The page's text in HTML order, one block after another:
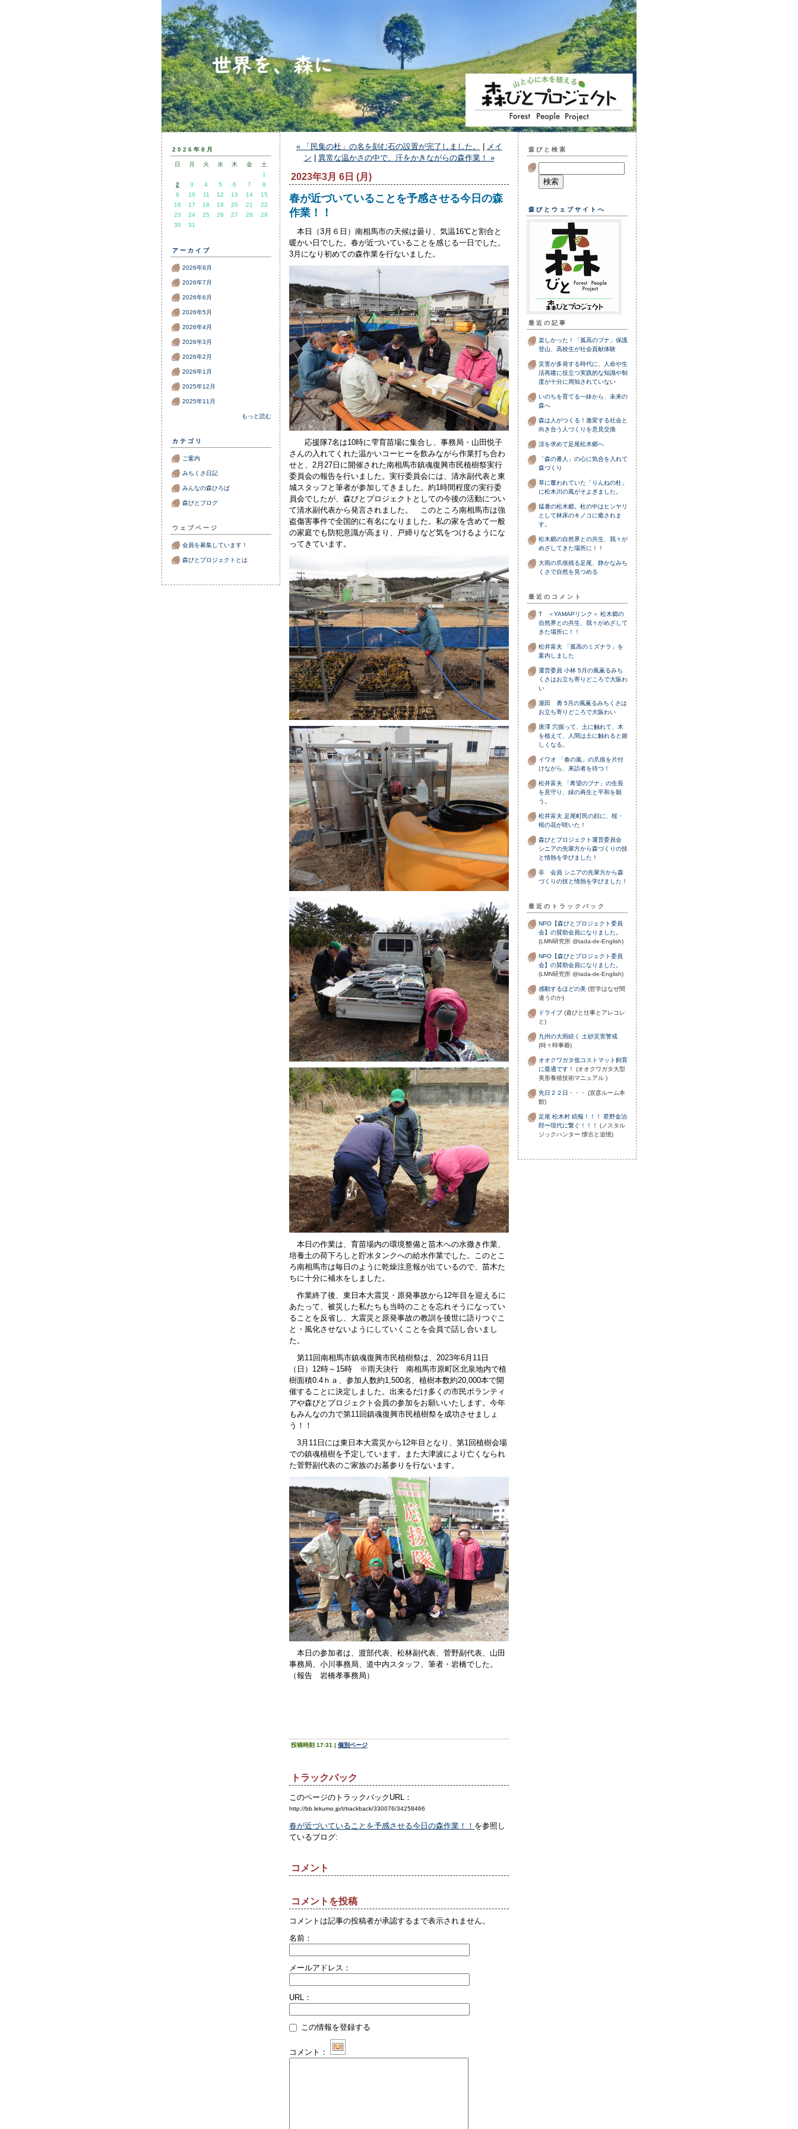
2026年8月
日 月 火 水 木 金
土
1
2
3 4 5 6 7
8
9
10 11 12 13 14
15
16
17 18 19 20 21
22
23
24 25 26 27 28
29
30
31
アーカイブ
2026年8月
2026年7月
2026年6月
2026年5月
2026年4月
2026年3月
2026年2月
2026年1月
2025年12月
2025年11月
もっと読む
カテゴリ
ご案内
みちくさ日記
みんなの森ひろば
森びとブログ
ウェブページ
会員を募集しています！
森びとプロジェクトとは
« 「民集の杜」の名を刻む石の設置が完了しました。
メイ
ン
異常な温かさの中で、汗をかきながらの森作業！ »
2023年3月 6日 (月)
春が近づいていることを予感させる今日の森
作業！！
本日（3月６日）南相馬市の天候は曇り、気温16℃と割合と
暖かい日でした。春が近づいていることを感じる一日でした。
3月になり初めての森作業を行ないました。
応援隊7名は10時に雫育苗場に集合し、事務局・山田悦子
さんの入れてくれた温かいコーヒーを飲みながら作業打ち合わ
せと、2月27日に開催された南相馬市鎮魂復興市民植樹祭実行
委員会の報告を行いました。実行委員会には、清水副代表と東
城スタッフと筆者が参加してきました。約1時間程度の実行委
員会でしたが、森びとプロジェクトとしての今後の活動につい
て清水副代表から発言されました。 このところ南相馬市は強
盗傷害事件で全国的に有名になりました。私の家を含めて一般
の家庭でも防犯意識が高まり、戸締りなど気をつけるようにな
ってきています。
本日の作業は、育苗場内の環境整備と苗木への水撒き作業、
培養土の荷下ろしと貯水タンクへの給水作業でした。このとこ
ろ南相馬市は毎日のように乾燥注意報が出ているので、苗木た
ちに十分に補水をしました。
作業終了後、東日本大震災・原発事故から12年目を迎えるに
あたって、被災した私たちも当時のことを忘れそうになってい
ることを反省し、大震災と原発事故の教訓を後世に語りつぐこ
と・風化させないようにしていくことを会員で話し合いまし
た。
第11回南相馬市鎮魂復興市民植樹祭は、2023年6月11日
（日）12時～15時 ※雨天決行 南相馬市原町区北泉地内で植
樹面積0.4ｈａ、参加人数約1,500名、植樹本数約20,000本で開
催することに決定しました。出来るだけ多くの市民ボランティ
アや森びとプロジェクト会員の参加をお願いいたします。今年
もみんなの力で第11回鎮魂復興市民植樹祭を成功させましょ
う！！
3月11日には東日本大震災から12年目となり、第1回植樹会場
での鎮魂植樹を予定しています。また大津波により亡くなられ
た菅野副代表のご家族のお墓参りを行ないます。
本日の参加者は、渡部代表、松林副代表、菅野副代表、山田
事務局、小川事務局、道中内スタッフ、筆者・岩橋でした。
（報告 岩橋孝事務局）
投稿時刻 17:31 | 個別ページ
トラックバック
このページのトラックバックURL：
http://bb.lekumo.jp/t/trackback/330076/34258466
春が近づいていることを予感させる今日の森作業！！ を参照し
ているブログ:
コメント
コメントを投稿
コメントは記事の投稿者が承認するまで表示されません。
名前：
メールアドレス：
URL：
この情報を登録する
コメント：
森びと検索
森びとウェブサイトへ
最近の記事
楽しかった！「孤高のブナ」保護
登山、高校生が社会貢献体験
災害が多発する時代に、人命や生
活再建に役立つ実践的な知識や制
度が十分に周知されていない
いのちを育てる一鉢から、未来の
森へ
森は人がつくる！激変する社会と
向き合う人づくりを意見交換
涼を求めて足尾松木郷へ
「森の番人」の心に気合を入れて
森づくり
草に覆われていた「りんねの杜」
に松木川の風がそよぎました。
猛暑の松木郷。杜の中はヒンヤリ
として林床のキノコに癒されま
す。
松木郷の自然界との共生、我々が
めざしてきた場所に！！
大雨の爪痕残る足尾、静かなみち
くさで自然を見つめる
最近のコメント
T ＜YAMAPリンク＞ 松木郷の
自然界との共生、我々がめざして
きた場所に！！
松井富夫
「孤高のミズナラ」を
案内しました
運営委員 小林 5月の風薫るみち
くさはお立ち寄りどころで大賑わ
い
瀧田 勇 5月の風薫るみちくさは
お立ち寄りどころで大賑わい
唐澤 穴掘って、土に触れて、木
を植えて、人間は土に触れると嬉
しくなる。
イワオ
「春の嵐」の爪痕を片付
けながら、来訪者を待つ！
松井富夫
「希望のブナ」の生長
を見守り、緑の再生と平和を願
う。
松井富夫 足尾町民の顔に、桜・
桜の花が咲いた！
森びとプロジェクト運営委員会
シニアの先輩方から森づくりの技
と情熱を学びました！
非 会員 シニアの先輩方から森
づくりの技と情熱を学びました！
最近のトラックバック
NPO【森びとプロジェクト委員
会】の賛助会員になりました。
(LMN研究所 @tada-de-English)
NPO【森びとプロジェクト委員
会】の賛助会員になりました。
(LMN研究所 @tada-de-English)
感動するほどの美 (哲学はなぜ間
違うのか)
ドライブ (遊びと仕事とアレコレ
と)
九州の大雨続く 土砂災害警戒
(時々時事爺)
オオクワガタ低コストマット飼育
に最適です！
(オオクワガタ大型
美形養殖技術マニュアル )
先日２２日・・・
(宣彦ルーム本
館)
足尾 松木村 続報！！！ 星野金治
郎〜現代に繋ぐ！！！
(ノスタル
ジックハンター 懐古と追憶)